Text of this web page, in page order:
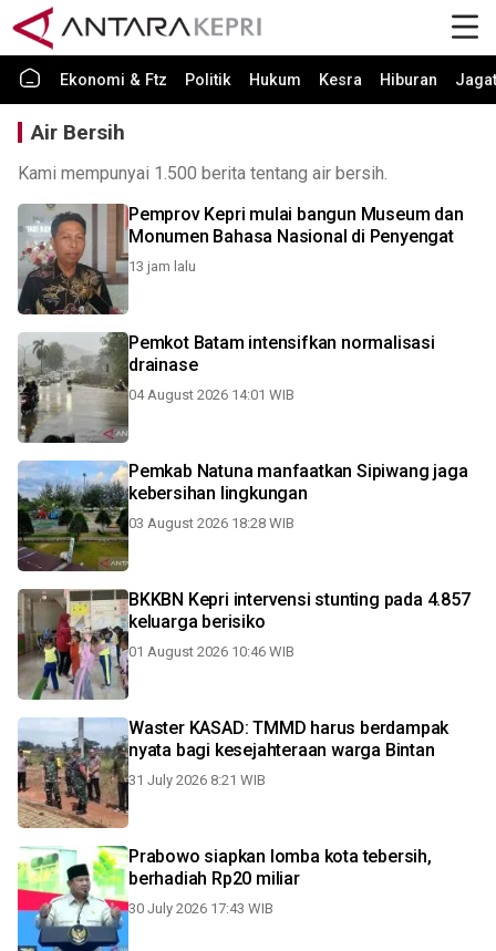
Ekonomi & Ftz Politik Hukum Kesra Hiburan Jagat
Air Bersih
Kami mempunyai 1.500 berita tentang air bersih.
Pemprov Kepri mulai bangun Museum dan
Monumen Bahasa Nasional di Penyengat
13 jam lalu
Pemkot Batam intensifkan normalisasi
drainase
04 August 2026 14:01 WIB
Pemkab Natuna manfaatkan Sipiwang jaga
kebersihan lingkungan
03 August 2026 18:28 WIB
BKKBN Kepri intervensi stunting pada 4.857
keluarga berisiko
01 August 2026 10:46 WIB
Waster KASAD: TMMD harus berdampak
nyata bagi kesejahteraan warga Bintan
31 July 2026 8:21 WIB
Prabowo siapkan lomba kota tebersih,
berhadiah Rp20 miliar
30 July 2026 17:43 WIB